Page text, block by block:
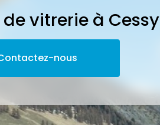
vitrerie à Cessy
nous